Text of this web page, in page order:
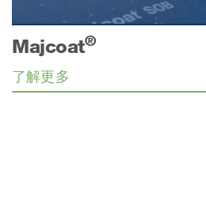
Majcoat®
了解更多